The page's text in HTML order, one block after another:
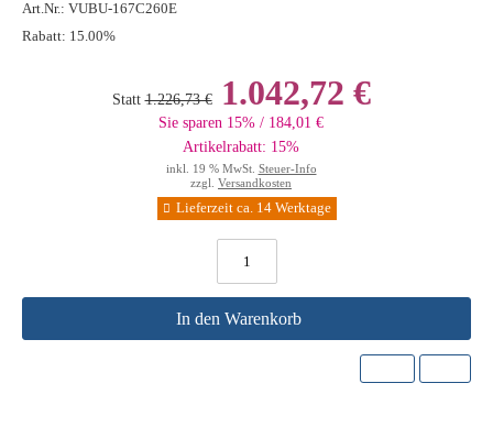
Art.Nr.: VUBU-167C260E
Rabatt: 15.00%
Statt 1.226,73 €1.042,72 €
Sie sparen 15% / 184,01 €
Artikelrabatt: 15%
inkl. 19 % MwSt. Steuer-Info
zzgl. Versandkosten
Lieferzeit ca. 14 Werktage
In den Warenkorb